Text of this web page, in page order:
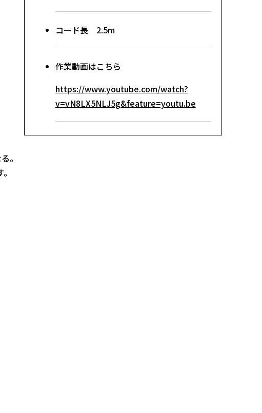
コード長 2.5m
作業動画はこちら
https://www.youtube.com/watch?
v=vN8LX5NLJ5g&feature=youtu.be
。